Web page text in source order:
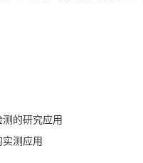
的研究应用
测应用